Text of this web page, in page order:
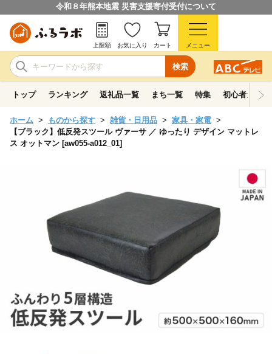
令和８年熊本地震 災害支援寄付受付について
検索
上限額 お気に入り カート メニュー
トップ ランキング 返礼品一覧 まち一覧 特集 初心者ガイド
ホーム ものから探す 雑貨・日用品
家具・家電
【ブラック】低反発スツール ヴァーサ ／ ゆったり デザイン マットレ
ス オットマン [aw055-a012_01]